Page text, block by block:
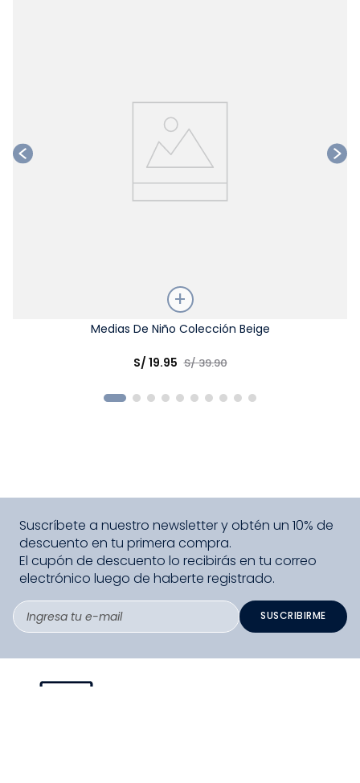
Medias De Niño Colección Beige
S/19.95 S/39.90
Suscríbete a nuestro newsletter y obtén un 10% de
descuento en tu primera compra.
El cupón de descuento lo recibirás en tu correo
electrónico luego de haberte registrado.
SUSCRIBIRME